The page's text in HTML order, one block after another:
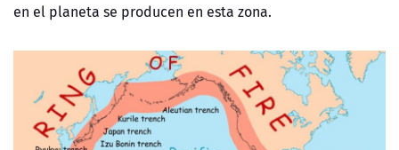
en el planeta se producen en esta zona.